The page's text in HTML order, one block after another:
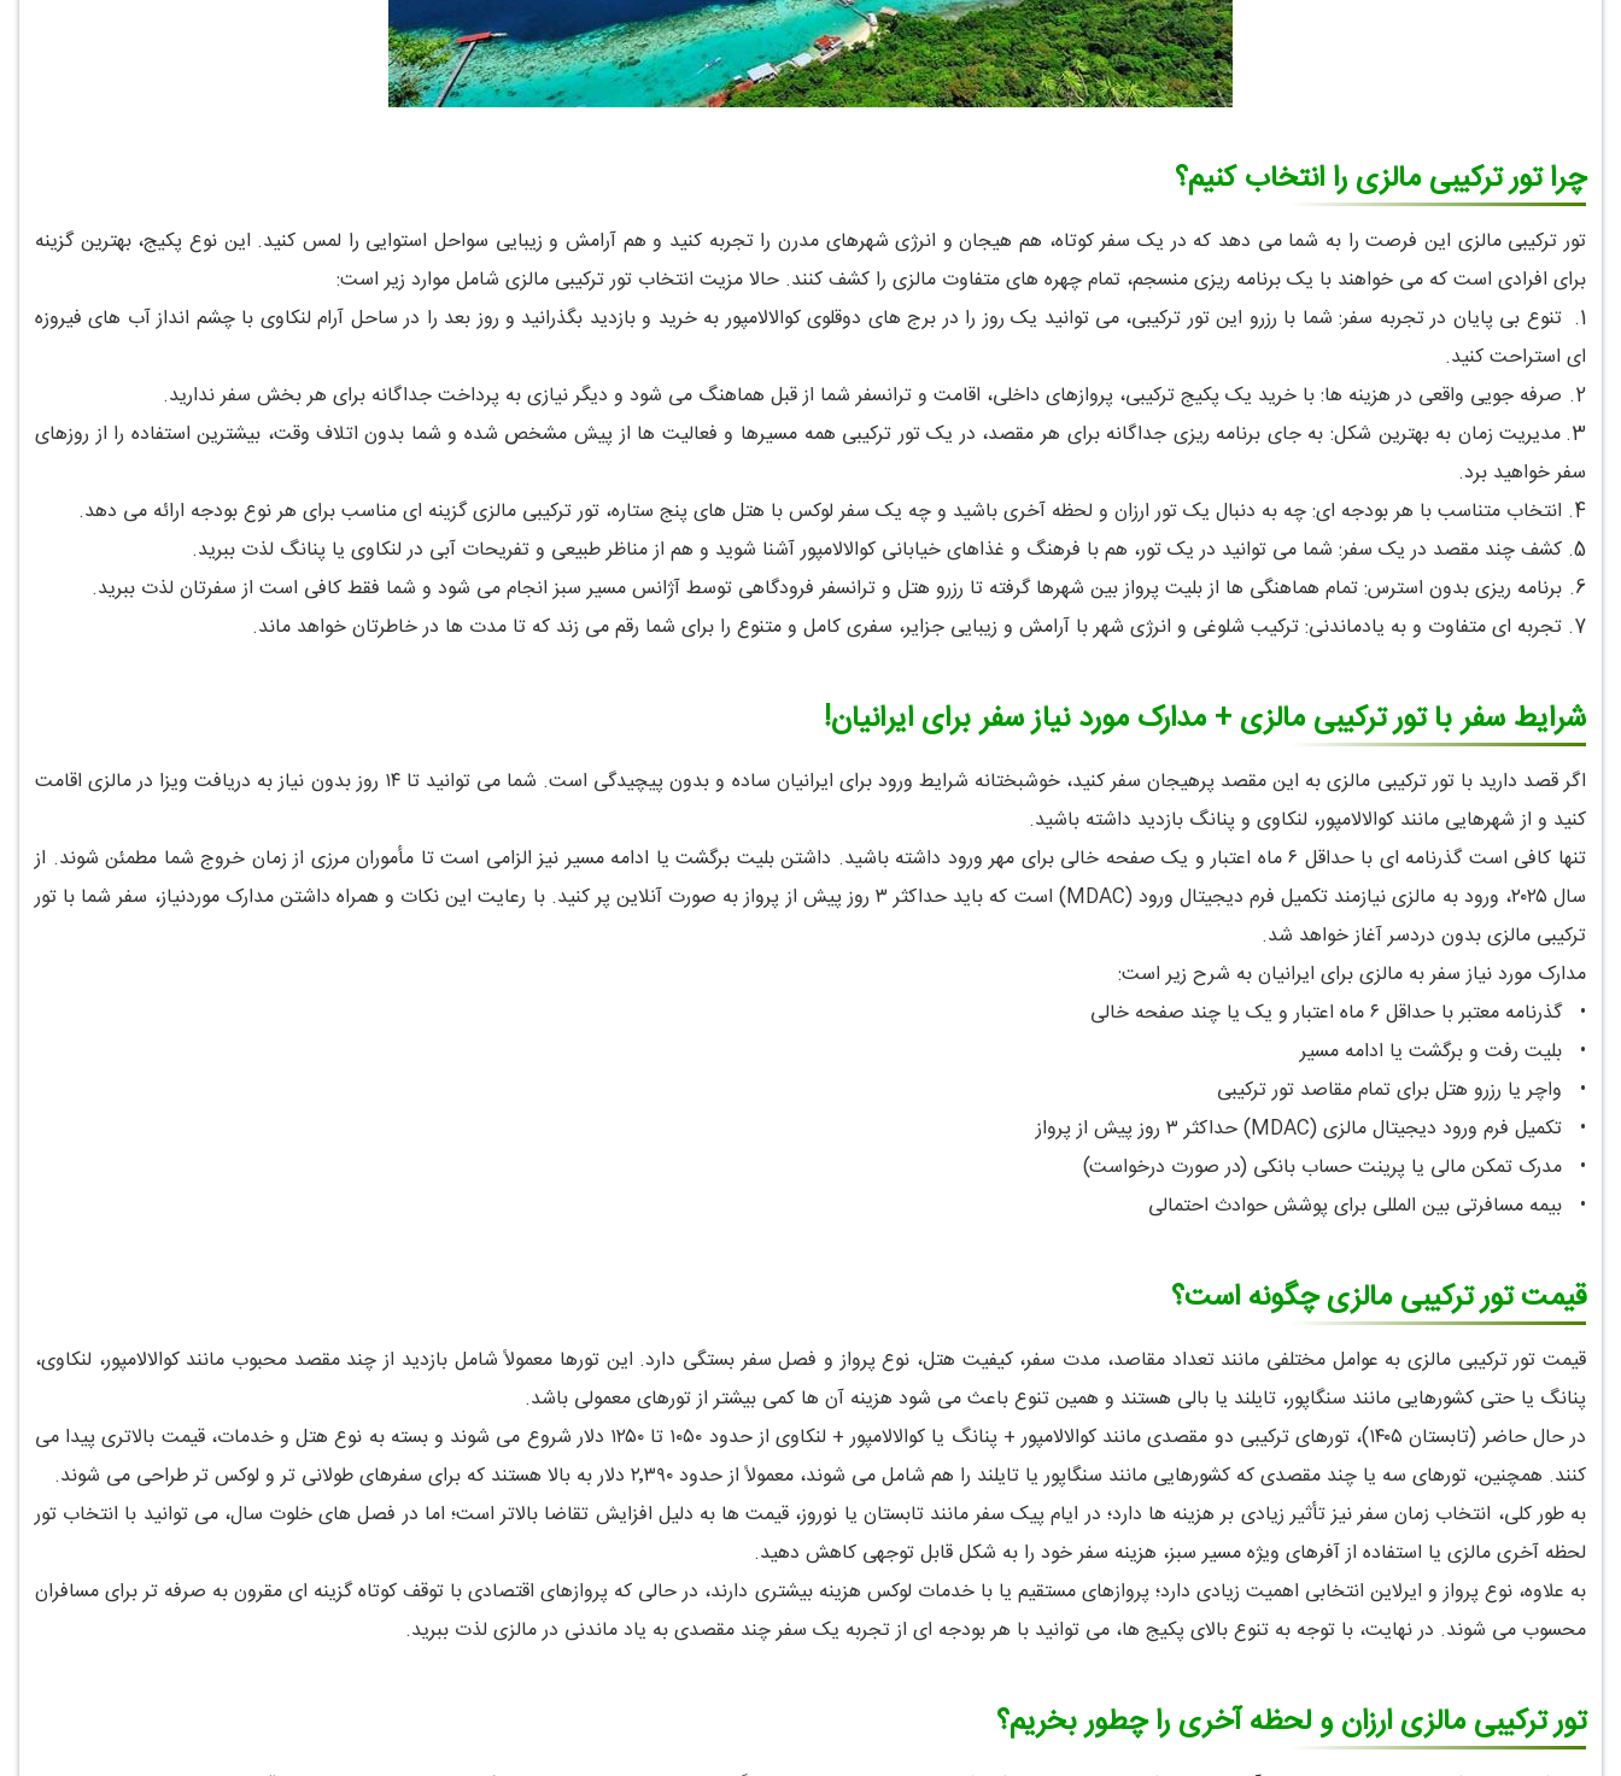
چرا تور ترکیبی مالزی را انتخاب کنیم؟
تور ترکیبی مالزی این فرصت را به شما می دهد که در یک سفر کوتاه، هم هیجان و انرژی شهرهای مدرن را تجربه کنید و هم آرامش و زیبایی سواحل استوایی را لمس کنید. این نوع پکیج، بهترین گزینه
برای افرادی است که می خواهند با یک برنامه ریزی منسجم، تمام چهره های متفاوت مالزی را کشف کنند. حالا مزیت انتخاب تور ترکیبی مالزی شامل موارد زیر است:
1.
تنوع بی پایان در تجربه سفر: شما با رزرو این تور ترکیبی، می توانید یک روز را در برج های دوقلوی کوالالامپور به خرید و بازدید بگذرانید و روز بعد را در ساحل آرام لنکاوی با چشم انداز آب های فیروزه
ای استراحت کنید.
2. صرفه جویی واقعی در هزینه ها: با خرید یک پکیج ترکیبی، پروازهای داخلی، اقامت و ترانسفر شما از قبل هماهنگ می شود و دیگر نیازی به پرداخت جداگانه برای هر بخش سفر ندارید.
3. مدیریت زمان به بهترین شکل: به جای برنامه ریزی جداگانه برای هر مقصد، در یک تور ترکیبی همه مسیرها و فعالیت ها از پیش مشخص شده و شما بدون اتلاف وقت، بیشترین استفاده را از روزهای
سفر خواهید برد.
4. انتخاب متناسب با هر بودجه ای: چه به دنبال یک تور ارزان و لحظه آخری باشید و چه یک سفر لوکس با هتل های پنج ستاره، تور ترکیبی مالزی گزینه ای مناسب برای هر نوع بودجه ارائه می دهد.
5. کشف چند مقصد در یک سفر: شما می توانید در یک تور، هم با فرهنگ و غذاهای خیابانی کوالالامپور آشنا شوید و هم از مناظر طبیعی و تفریحات آبی در لنکاوی یا پنانگ لذت ببرید.
6. برنامه ریزی بدون استرس: تمام هماهنگی ها از بلیت پرواز بین شهرها گرفته تا رزرو هتل و ترانسفر فرودگاهی توسط آژانس مسیر سبز انجام می شود و شما فقط کافی است از سفرتان لذت ببرید.
7. تجربه ای متفاوت و به یادماندنی: ترکیب شلوغی و انرژی شهر با آرامش و زیبایی جزایر، سفری کامل و متنوع را برای شما رقم می زند که تا مدت ها در خاطرتان خواهد ماند.
شرایط سفر با تور ترکیبی مالزی + مدارک مورد نیاز سفر برای ایرانیان!
اگر قصد دارید با تور ترکیبی مالزی به این مقصد پرهیجان سفر کنید، خوشبختانه شرایط ورود برای ایرانیان ساده و بدون پیچیدگی است. شما می توانید تا ۱۴ روز بدون نیاز به دریافت ویزا در مالزی اقامت
کنید و از شهرهایی مانند کوالالامپور، لنکاوی و پنانگ بازدید داشته باشید.
تنها کافی است گذرنامه ای با حداقل ۶ ماه اعتبار و یک صفحه خالی برای مهر ورود داشته باشید. داشتن بلیت برگشت یا ادامه مسیر نیز الزامی است تا مأموران مرزی از زمان خروج شما مطمئن شوند. از
سال ۲۰۲۵، ورود به مالزی نیازمند تکمیل فرم دیجیتال ورود (MDAC) است که باید حداکثر ۳ روز پیش از پرواز به صورت آنلاین پر کنید. با رعایت این نکات و همراه داشتن مدارک موردنیاز، سفر شما با تور
ترکیبی مالزی بدون دردسر آغاز خواهد شد.
مدارک مورد نیاز سفر به مالزی برای ایرانیان به شرح زیر است:
• گذرنامه معتبر با حداقل ۶ ماه اعتبار و یک یا چند صفحه خالی
• بلیت رفت و برگشت یا ادامه مسیر
•
واچر یا رزرو هتل برای تمام مقاصد تور ترکیبی
• تکمیل فرم ورود دیجیتال مالزی (MDAC) حداکثر ۳ روز پیش از پرواز
• مدرک تمکن مالی یا پرینت حساب بانکی (در صورت درخواست)
• بیمه مسافرتی بین المللی برای پوشش حوادث احتمالی
قیمت تور ترکیبی مالزی چگونه است؟
قیمت تور ترکیبی مالزی به عوامل مختلفی مانند تعداد مقاصد، مدت سفر، کیفیت هتل، نوع پرواز و فصل سفر بستگی دارد. این تورها معمولاً شامل بازدید از چند مقصد محبوب مانند کوالالامپور، لنکاوی،
پنانگ یا حتی کشورهایی مانند سنگاپور، تایلند یا بالی هستند و همین تنوع باعث می شود هزینه آن ها کمی بیشتر از تورهای معمولی باشد.
در حال حاضر (تابستان ۱۴۰۵)، تورهای ترکیبی دو مقصدی مانند کوالالامپور + پنانگ یا کوالالامپور + لنکاوی از حدود ۱۰۵۰ تا ۱۲۵۰ دلار شروع می شوند و بسته به نوع هتل و خدمات، قیمت بالاتری پیدا می
کنند. همچنین، تورهای سه یا چند مقصدی که کشورهایی مانند سنگاپور یا تایلند را هم شامل می شوند، معمولاً از حدود ۲٬۳۹۰ دلار به بالا هستند که برای سفرهای طولانی تر و لوکس تر طراحی می شوند.
به طور کلی، انتخاب زمان سفر نیز تأثیر زیادی بر هزینه ها دارد؛ در ایام پیک سفر مانند تابستان یا نوروز، قیمت ها به دلیل افزایش تقاضا بالاتر است؛ اما در فصل های خلوت سال، می توانید با انتخاب تور
لحظه آخری مالزی یا استفاده از آفرهای ویژه مسیر سبز، هزینه سفر خود را به شکل قابل توجهی کاهش دهید.
به علاوه، نوع پرواز و ایرلاین انتخابی اهمیت زیادی دارد؛ پروازهای مستقیم یا با خدمات لوکس هزینه بیشتری دارند، در حالی که پروازهای اقتصادی با توقف کوتاه گزینه ای مقرون به صرفه تر برای مسافران
محسوب می شوند. در نهایت، با توجه به تنوع بالای پکیج ها، می توانید با هر بودجه ای از تجربه یک سفر چند مقصدی به یاد ماندنی در مالزی لذت ببرید.
تور ترکیبی مالزی ارزان و لحظه آخری را چطور بخریم؟